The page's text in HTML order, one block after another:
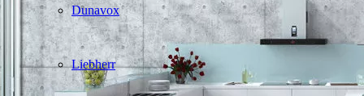
Dunavox
Liebherr